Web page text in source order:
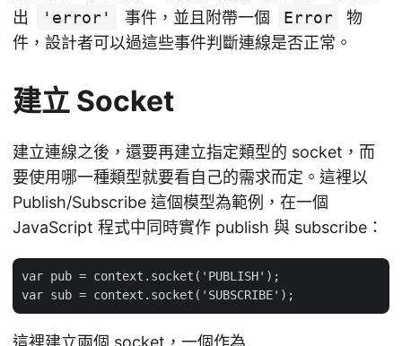
出
'error' 事件，並且附帶一個 Error
物
件，設計者可以過這些事件判斷連線是否正常。
建立 Socket
建立連線之後，還要再建立指定類型的 socket，而
要使用哪一種類型就要看自己的需求而定。這裡以
Publish/Subscribe 這個模型為範例，在一個
JavaScript 程式中同時實作 publish 與 subscribe：
var pub = context.socket('PUBLISH');
這裡建立兩個 socket，一個作為